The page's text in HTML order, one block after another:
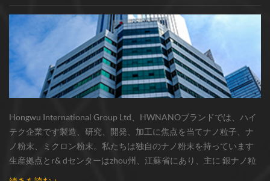
Hongwu International Group Ltd、HWNANOブランドでは、ハイ
テク企業です製造、研究、開発、加工に焦点を当てナノ粒子、ナ
ノ粉末、ミクロン粉末。私たちは独自のナノ粉末を持っています
生産拠点とr& dセンターはzhou州、江蘇省にあり、主に 銀ナノ粒
子 、 銅ナノ粒子 、 炭化ケイ素ウィスカー/粉末 、 カーボンナノチ